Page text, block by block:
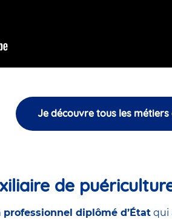
Je découvre tous les
de
professionnel diplômé d’État qui